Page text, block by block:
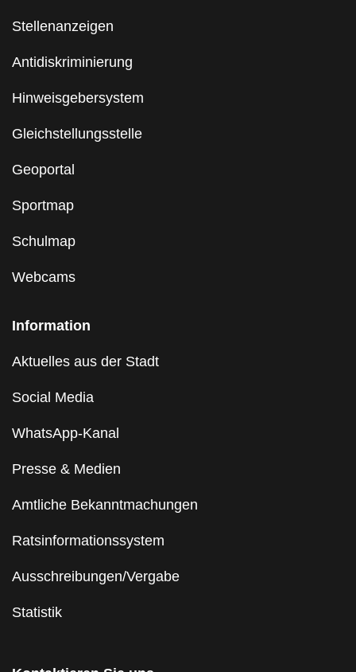
Stellenanzeigen
Antidiskriminierung
Hinweisgebersystem
Gleichstellungsstelle
Geoportal
Sportmap
Schulmap
Webcams
Information
Aktuelles aus der Stadt
Social Media
WhatsApp-Kanal
Presse & Medien
Amtliche Bekanntmachungen
Ratsinformationssystem
Ausschreibungen/Vergabe
Statistik